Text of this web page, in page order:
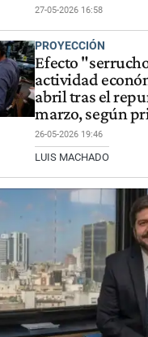
27-05-2026 16:58
PROYECCIÓN
Efecto
actividad
abril tras el
marzo, según
26-05-2026 19:46
LUIS MACHADO